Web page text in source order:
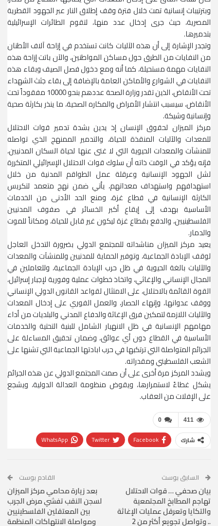
وبترتيبات إنسانية تمت خلال فترة وقف إطلاق النار عبر الجهود القطرية
المصرية، حيث جرى إدخال عدد منها، لتقوم الطائرات الإسرائيلية
بتدميرها.
وتجدر الإشارة إلى أن هذه الآليات كانت تستخدم في إزاحة آلاف الأطنان
من النفايات من الطرق حول مساكن المواطنين، والآن باتت إزاحة هذه
النفايات مهمة مستحيلة، كما أنه ومع دخول فصل الصيف وبقاء هذه
النفايات في الشوارع والأماكن العامة بالإضافة إلى بقاء جثث الشهداء
تحت الأنقاض، الذين تقدر وزارة الصحة عددهم بنحو 10000 مفقوداً تحت
الأنقاض، سيسبب انتشار الأمراض والمكاره الصحية، ما ينذر بكارثة صحية
وإنسانية وشيكة.
مركز الميزان لحقوق الإنسان إذ يدين بشدة تدمير قوات الاحتلال
للمعدات والآليات المنقذة للحياة، والتدمير الممنهج الذي تواصله
للمنشآت والمعدات الحيوية التي لا غنى عنها لحياة السكان المدنيين،
فإنه يؤكد في الوقت ذاته أن سلوك قوات الاحتلال الإسرائيلي المتكررة
لشل الجهود الإنسانية وعرقلة عمل الطواقم المدنية من خلال
استهدافهم واستهداف معداتهم، يأتي ضمن نهج متعمد لتكريس
الكارثة الإنسانية في قطاع غزة، ومنع الحد الأدنى من الخدمات
الأساسية بهدف إلى إيقاع أكبر الخسائر في صفوف المدنيين
الفلسطينيين، والدفع بقطاع غزة ليكون غير قابل للحياة، ومكاناً للموت
والدمار.
يعيد مركز الميزان مناشداته للمجتمع الدولي بضرورة التدخل العاجل
لوقف الإبادة الجماعية، وتوفير الحماية للمدنيين وللمنشآت والمعدات
والآليات بالغة الحيوية في ظل حرب الإبادة الجماعية، وللعاملين في
المجال الإنساني والإغاثي، واتخاذ خطوات عملية وفورية لإجبار إسرائيل،
القوة القائمة بالاحتلال، على الامتثال لقواعد القانون الدولي الإنساني
ووقف عدوانها، وإنهاء الحصار، والعمل الفوري على إدخال المعدات
والآليات اللازمة لتمكين فرق الإغاثة والدفاع المدني والبلديات من أداء
مهامهم الإنسانية في ظل الانهيار الشامل للبنية التحتية والخدمات
الأساسية في القطاع دون أي عوائق، وضمان تحقيق المساءلة على
الجرائم المتواصلة التي ترتكبها في حرب ابادتها الجماعية التي تشنها على
الشعب الفلسطيني ومقدراته.
ويشدد المركز مرة أخرى على أن صمت المجتمع الدولي عن هذه الجرائم
يشكل غطاءً لاستمرارها، ويقوض منظومة العدالة الدولية، ويشجع
على الإفلات من العقاب.
0 411
شارك Facebook
Twitter
WhatsApp
السابق بوست
بيان صحفي … قوات الاحتلال
تهاجم المطابخ المجتمعية
والتكايا وتعرقل عمليات الإغاثة
.. وتواصل تجويع أكثر من 2
القادم بوست
بعد زيارة محامي مركز الميزان
لسجن النقب تفشي مرض الجرب
بين المعتقلين الفلسطينيين
ومواصلة الانتهاكات المنظمة